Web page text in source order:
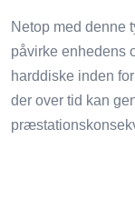
Netop med denne
påvirke enhedens
harddiske inden
der over tid kan